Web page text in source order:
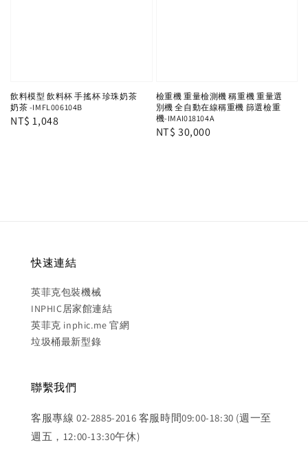
飲料模型 飲料杯 手搖杯 珍珠奶茶
奶茶 -IMFL006104B
Regular
NT$ 1,048
檢重機 重量檢測機 稱重機 重量選
別機 全自動在線稱重機 篩選檢重
機-IMAI018104A
Regular
NT$ 30,000
快速連結
英菲克包裝機械
INPHIC居家館連結
英菲克 inphic.me 官網
垃圾桶最新型錄
聯繫我們
客服專線 02-2885-2016 客服時間09:00-18:30 (週一至
週五，12:00-13:30午休)